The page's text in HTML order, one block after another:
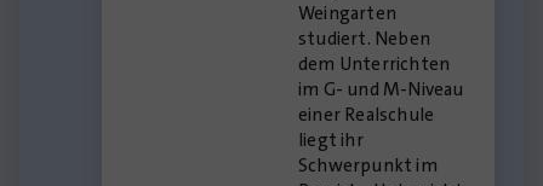
Weingarten
studiert. Neben
dem Unterrichten
im G- und M-Niveau
einer Realschule
liegt ihr
Schwerpunkt im